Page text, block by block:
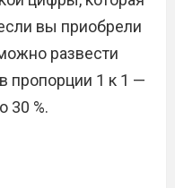
вы приобрели
развести
пропорции 1 к 1 —
30 %.